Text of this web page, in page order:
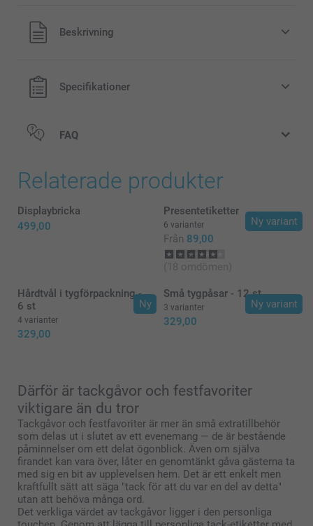
Alla priser är i svenska kronor (SEK), inklusive moms och
exklusive porto.
Beskrivning
Specifikationer
FAQ
Relaterade produkter
Displaybricka
499,00
Ny variant
Presentetiketter
6 varianter
Från 89,00
(18 omdömen)
Ny
Hårdtvål i tygförpackning -
6 st
4 varianter
329,00
Ny variant
Små tygpåsar - 12 st
3 varianter
329,00
Därför är tackgåvor och festfavoriter
viktigare än du tror
Tackgåvor och festfavoriter är mer än små extratillbehör
som delas ut i slutet av ett evenemang — de är bestående
påminnelser om ett delat ögonblick. Även om själva
firandet kan vara över, låter en genomtänkt gåva gästerna ta
med sig en bit av upplevelsen hem. Det är ett enkelt men
kraftfullt sätt att säga "tack för att du var en del av detta"
utan att behöva många ord.
Det verkliga värdet av tackgåvor ligger i den personliga